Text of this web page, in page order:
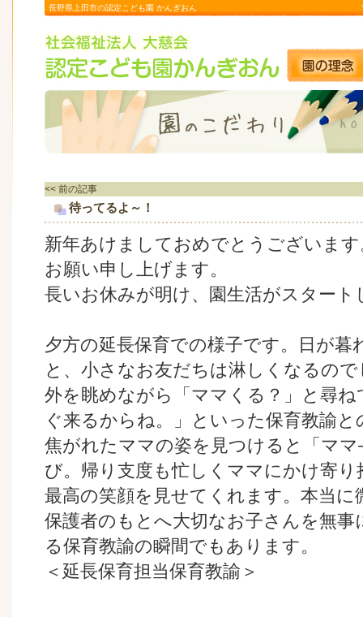
長野県上田市の認定こども園 かんぎおん
<< 前の記事
待ってるよ～！
新年あけましておめでとうございま
お願い申し上げます。
長いお休みが明け、園生活がスタート
夕方の延長保育での様子です。日が暮
と、小さなお友だちは淋しくなるの
外を眺めながら「ママくる？」と尋
ぐ来るからね。」といった保育教諭
焦がれたママの姿を見つけると「マ
び。帰り支度も忙しくママにかけ寄
最高の笑顔を見せてくれます。本当に
保護者のもとへ大切なお子さんを無
る保育教諭の瞬間でもあります。
＜延長保育担当保育教諭＞